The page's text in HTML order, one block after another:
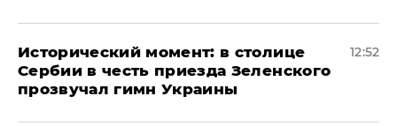
Исторический момент: в столице
Сербии в честь приезда Зеленского
прозвучал гимн Украины
12:52